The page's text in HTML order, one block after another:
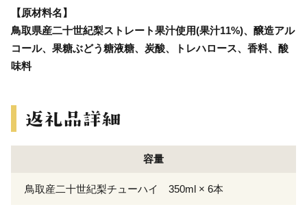
【原材料名】
鳥取県産二十世紀梨ストレート果汁使用(果汁11%)、醸造アル
コール、果糖ぶどう糖液糖、炭酸、トレハロース、香料、酸
味料
容量
鳥取産二十世紀梨チューハイ 350ml × 6本